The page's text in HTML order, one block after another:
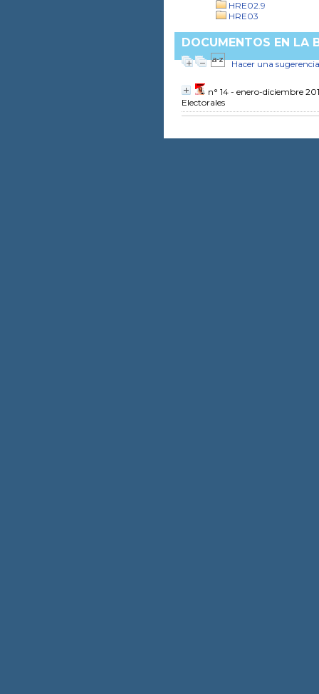
HRE02.9
HRE03
DOCUMENTOS EN LA
Hacer una sugerencia
n° 14 - enero-diciembre
Electorales